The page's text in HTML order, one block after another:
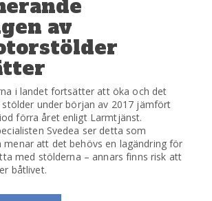
av
i landet fortsätter att öka och det
stölder under början av 2017 jämfört
förra året enligt Larmtjänst.
Svedea ser detta som
menar att det behövs en lagändring för
med stölderna – annars finns risk att
båtlivet.